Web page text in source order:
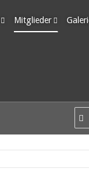
Mitglieder